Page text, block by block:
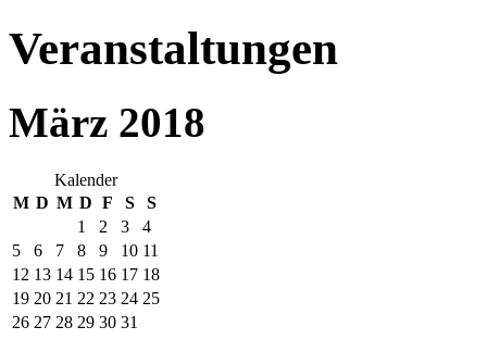
Veranstaltungen
März 2018
Kalender
M D M D F S
S
1
2 3
4
5
6 7 8 9 10 11
12 13 14 15 16 17 18
19 20 21 22 23 24 25
26 27 28 29 30 31